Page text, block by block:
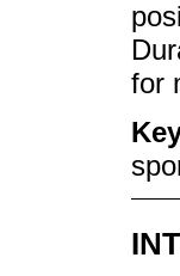
for